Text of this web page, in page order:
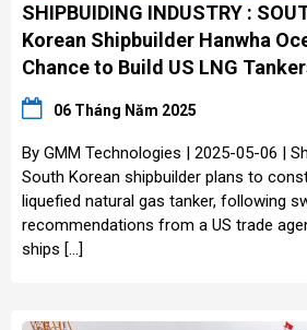
SHIPBUIDING INDUSTRY :
Korean Shipbuilder Hanwha
Chance to Build US LNG
06 Tháng Năm 2025
By GMM Technologies | 2025-05-06 |
South Korean shipbuilder plans to
liquefied natural gas tanker, following
recommendations from a US trade
ships […]